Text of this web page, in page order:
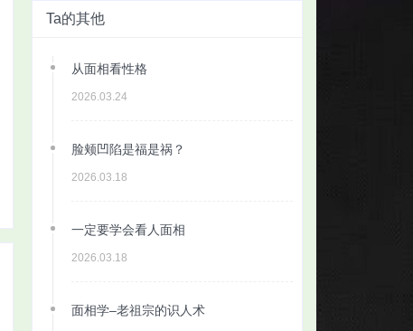
Ta的其他
从面相看性格
2026.03.24
脸颊凹陷是福是祸？
2026.03.18
一定要学会看人面相
2026.03.18
面相学–老祖宗的识人术